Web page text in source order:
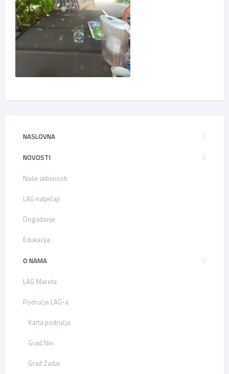
NASLOVNA
NOVOSTI
Naše aktivnosti
LAG natječaji
Događanje
Edukacija
O NAMA
LAG Mareta
Područje LAG-a
Karta područja
Grad Nin
Grad Zadar